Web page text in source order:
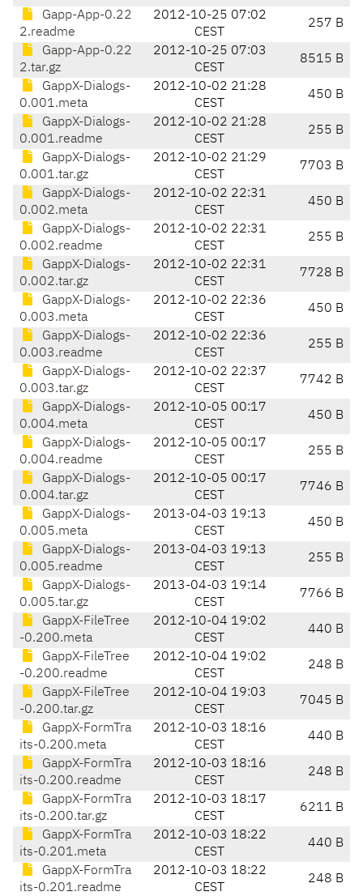
Gapp-App-0.22
2.readme
2012-10-25 07:02
CEST
257 B
Gapp-App-0.22
2.tar.gz
2012-10-25 07:03
CEST
8515 B
GappX-Dialogs-
0.001.meta
2012-10-02 21:28
CEST
450 B
GappX-Dialogs-
0.001.readme
2012-10-02 21:28
CEST
255 B
GappX-Dialogs-
0.001.tar.gz
2012-10-02 21:29
CEST
7703 B
GappX-Dialogs-
0.002.meta
2012-10-02 22:31
CEST
450 B
GappX-Dialogs-
0.002.readme
2012-10-02 22:31
CEST
255 B
GappX-Dialogs-
0.002.tar.gz
2012-10-02 22:31
CEST
7728 B
GappX-Dialogs-
0.003.meta
2012-10-02 22:36
CEST
450 B
GappX-Dialogs-
0.003.readme
2012-10-02 22:36
CEST
255 B
GappX-Dialogs-
0.003.tar.gz
2012-10-02 22:37
CEST
7742 B
GappX-Dialogs-
0.004.meta
2012-10-05 00:17
CEST
450 B
GappX-Dialogs-
0.004.readme
2012-10-05 00:17
CEST
255 B
GappX-Dialogs-
0.004.tar.gz
2012-10-05 00:17
CEST
7746 B
GappX-Dialogs-
0.005.meta
2013-04-03 19:13
CEST
450 B
GappX-Dialogs-
0.005.readme
2013-04-03 19:13
CEST
255 B
GappX-Dialogs-
0.005.tar.gz
2013-04-03 19:14
CEST
7766 B
GappX-FileTree
-0.200.meta
2012-10-04 19:02
CEST
440 B
GappX-FileTree
-0.200.readme
2012-10-04 19:02
CEST
248 B
GappX-FileTree
-0.200.tar.gz
2012-10-04 19:03
CEST
7045 B
GappX-FormTra
its-0.200.meta
2012-10-03 18:16
CEST
440 B
GappX-FormTra
its-0.200.readme
2012-10-03 18:16
CEST
248 B
GappX-FormTra
its-0.200.tar.gz
2012-10-03 18:17
CEST
6211 B
GappX-FormTra
its-0.201.meta
2012-10-03 18:22
CEST
440 B
GappX-FormTra
its-0.201.readme
2012-10-03 18:22
CEST
248 B